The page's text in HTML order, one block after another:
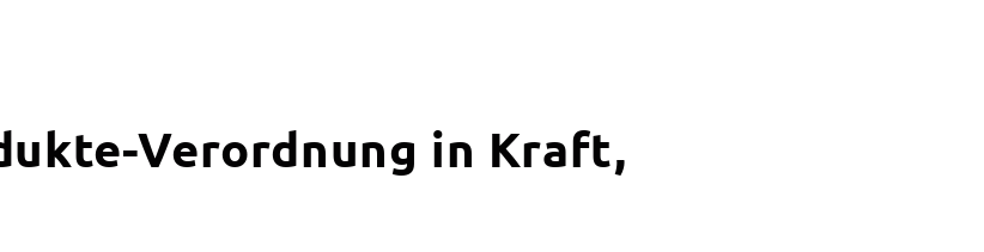
Verordnung in Kraft,